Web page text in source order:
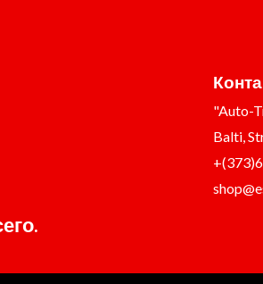
"Auto-
Balti,